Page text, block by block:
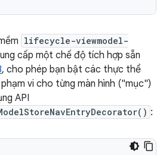
lifecycle-viewmodel-
cấp một chế độ tích hợp sẵn
, cho phép bạn bật các thực thể
vi cho từng màn hình ("mục")
API
: